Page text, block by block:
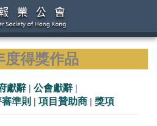
度得獎作品
獻辭 | 公會獻辭 |
準則 | 項目贊助商 | 獎項